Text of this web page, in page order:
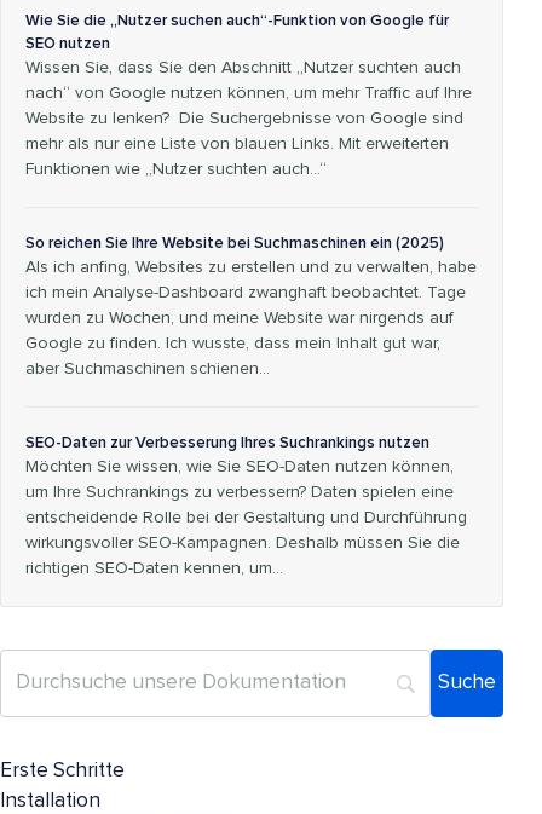
Wie Sie die „Nutzer suchen auch“-Funktion von Google für
SEO nutzen
Wissen Sie, dass Sie den Abschnitt „Nutzer suchten auch
nach“ von Google nutzen können, um mehr Traffic auf Ihre
Website zu lenken? Die Suchergebnisse von Google sind
mehr als nur eine Liste von blauen Links. Mit erweiterten
Funktionen wie „Nutzer suchten auch…“
So reichen Sie Ihre Website bei Suchmaschinen ein (2025)
Als ich anfing, Websites zu erstellen und zu verwalten, habe
ich mein Analyse-Dashboard zwanghaft beobachtet. Tage
wurden zu Wochen, und meine Website war nirgends auf
Google zu finden. Ich wusste, dass mein Inhalt gut war,
aber Suchmaschinen schienen…
SEO-Daten zur Verbesserung Ihres Suchrankings nutzen
Möchten Sie wissen, wie Sie SEO-Daten nutzen können,
um Ihre Suchrankings zu verbessern? Daten spielen eine
entscheidende Rolle bei der Gestaltung und Durchführung
wirkungsvoller SEO-Kampagnen. Deshalb müssen Sie die
richtigen SEO-Daten kennen, um…
Erste Schritte
Installation